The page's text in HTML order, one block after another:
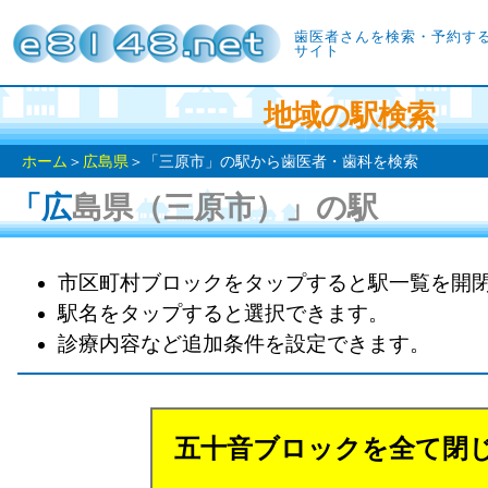
歯医者さんを検索・予約す
サイト
地域の駅検索
ホーム ＞ 広島県 ＞「三原市」の駅から歯医者・歯科を検索
「広島県（三原市）」の駅
市区町村ブロックをタップすると駅一覧を開
駅名をタップすると選択できます。
診療内容など追加条件を設定できます。